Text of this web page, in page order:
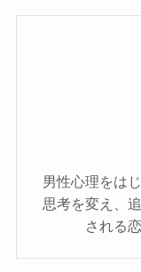
男性心理をは
思考を変え、
される